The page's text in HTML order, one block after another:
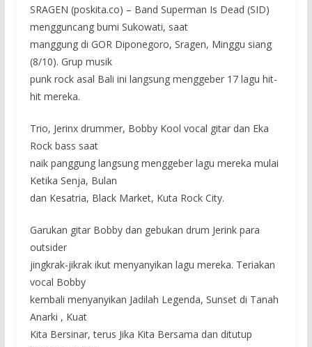
SRAGEN (poskita.co) – Band Superman Is Dead (SID)
mengguncang bumi Sukowati, saat
manggung di GOR Diponegoro, Sragen, Minggu siang
(8/10). Grup musik
punk rock asal Bali ini langsung menggeber 17 lagu hit-
hit mereka.
Trio, Jerinx drummer, Bobby Kool vocal gitar dan Eka
Rock bass saat
naik panggung langsung menggeber lagu mereka mulai
Ketika Senja, Bulan
dan Kesatria, Black Market, Kuta Rock City.
Garukan gitar Bobby dan gebukan drum Jerink para
outsider
jingkrak-jikrak ikut menyanyikan lagu mereka. Teriakan
vocal Bobby
kembali menyanyikan Jadilah Legenda, Sunset di Tanah
Anarki , Kuat
Kita Bersinar, terus Jika Kita Bersama dan ditutup